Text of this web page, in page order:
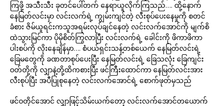
ကြဖို့ အသီးသီး ခုတင်ပေါ်တက် နေရာယူလိုက်ကြသည်…. ထို့နောက်
နေမြတ်လင်းမှာ လင်းလက်ရဲ့ ကျွမ်းကျင်တဲ့ လီးစုပ်ပေးနေမှုကို စတင်
ခံစား ဇိမ်ယူရင်းကသူအရမ်းလုပ်ချင်နေတဲ့ လင်းလက်အောင်ကို မျက်စိ
ထဲသွားမြင်ကာ ပိုမိုစိတ်ကြွလာပြီး လင်းလက်ရဲ့ ခေါင်းကို ဖိကာဖိကာ
ပါးစပ်ကို လိုးနေချိန်မှာ…. စံပယ်ရှင်းသန့်တစ်ယေက် နေမြတ်လင်းရဲ့
ခြေမတွေကို ခဏတာစုပ်ပေးပြီး နေမြတ်လင်းရဲ့ ခြေသလုံး ခြေကျင်း
ဝတ်တို့ကို လျှာနဲ့တို့ထိကစားပြီး ဖင်ကြီးထောင်ကာ နေမြတ်လင်းအား
လီးစုပ်ပြီး အပီပြုစုနေတဲ့ လင်းလက်အောင်ရဲ့ စောက်ဖုတ်မှသည်
ဖင်ဝတိုင်အောင် လျှာဖြင့်သိမ်းယက်တော့ လင်းလက်အောင်တယောက်